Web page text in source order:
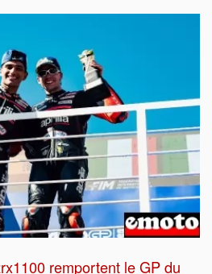
remportent le GP du